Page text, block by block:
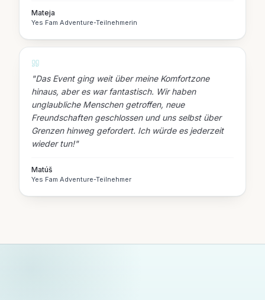
Mateja
Yes Fam Adventure-Teilnehmerin
"Das Event ging weit über meine Komfortzone
hinaus, aber es war fantastisch. Wir haben
unglaubliche Menschen getroffen, neue
Freundschaften geschlossen und uns selbst über
Grenzen hinweg gefordert. Ich würde es jederzeit
wieder tun!"
Matúš
Yes Fam Adventure-Teilnehmer